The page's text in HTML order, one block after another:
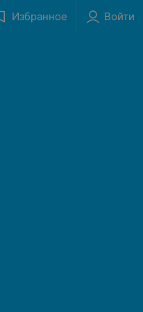
Избранное Войти